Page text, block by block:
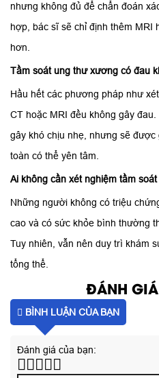
nhưng không đủ để chẩn đoán
hợp, bác sĩ sẽ chỉ định thêm MRI
hơn.
Tầm soát ung thư xương có đau
Hầu hết các phương pháp như
CT hoặc MRI đều không gây
gây khó chịu nhẹ, nhưng sẽ
toàn có thể yên tâm.
Ai không cần xét nghiệm tầm
Những người không có triệu
cao và có sức khỏe bình thường
Tuy nhiên, vẫn nên duy trì khám
tổng thể.
ĐÁNH
BÌNH LUẬN CỦA BẠN
Đánh giá của bạn: